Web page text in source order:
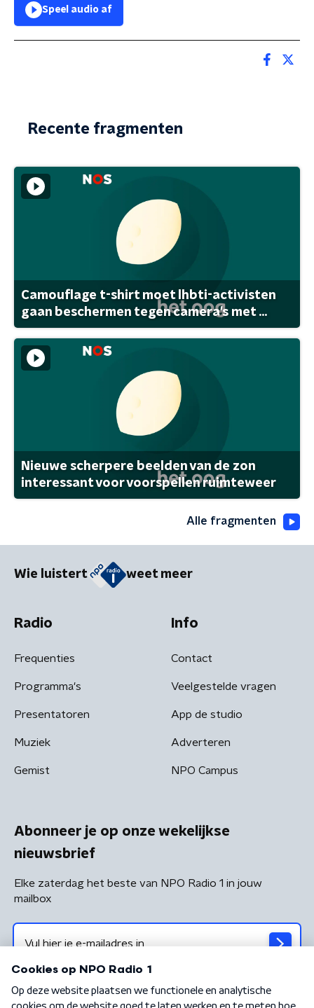
Speel audio af
Recente fragmenten
Camouflage t-shirt moet lhbti-activisten
gaan beschermen tegen camera's met ...
Nieuwe scherpere beelden van de zon
interessant voor voorspellen ruimteweer
Alle fragmenten
Wie luistert weet meer
Radio
Frequenties
Programma's
Presentatoren
Muziek
Gemist
Info
Contact
Veelgestelde vragen
App de studio
Adverteren
NPO Campus
Abonneer je op onze wekelijkse
nieuwsbrief
Elke zaterdag het beste van NPO Radio 1 in jouw
mailbox